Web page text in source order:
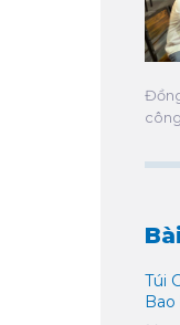
công
Túi